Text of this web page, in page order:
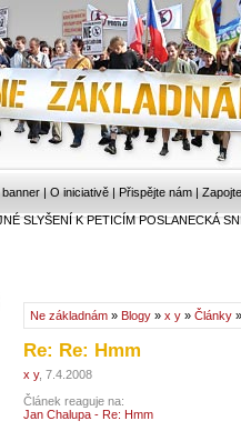
| O iniciativě | Přispějte nám |
SLYŠENÍ K PETICÍM POSLANECKÁ
Ne základnám » Blogy » x y » Články
Re: Re: Hmm
x y, 7.4.2008
Článek reaguje na:
Jan Chalupa - Re: Hmm